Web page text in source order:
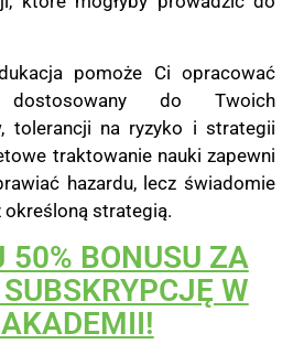
pomoże Ci opracować
do Twoich
tolerancji na ryzyko i strategii
traktowanie nauki zapewni
hazardu, lecz świadomie
strategią.
50% BONUSU ZA
W